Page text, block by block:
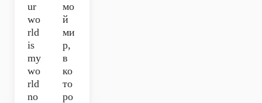
ur
wo
rld
is
my
wo
rld
no
мо
й
ми
р,
в
ко
то
ро